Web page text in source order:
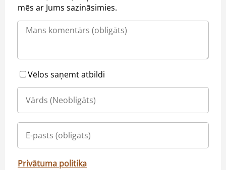
mēs ar Jums sazināsimies.
Vēlos saņemt atbildi
Privātuma politika